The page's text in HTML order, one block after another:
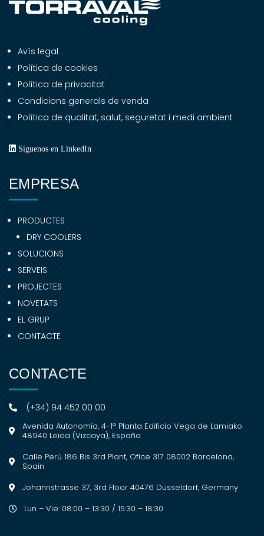
Avís legal
Política de cookies
Política de privacitat
Condicions generals de venda
Política de qualitat, salut, seguretat i medi ambient
Síguenos en LinkedIn
EMPRESA
PRODUCTES
DRY COOLERS
SOLUCIONS
SERVEIS
PROJECTES
NOVETATS
EL GRUP
CONTACTE
CONTACTE
(+34) 94 452 00 00
Avenida Autonomía, 4-1ª Planta Edificio Vega de Lamiako
48940 Leioa (Vizcaya), España
Calle Perú 186 Bis 3rd Plant, Ofice 317 08002 Barcelona,
Spain
Johannstrasse 37, 3rd Floor 40476 Düsseldorf, Germany
Lun – Vie: 08:00 – 13:30 / 15:30 – 18:30